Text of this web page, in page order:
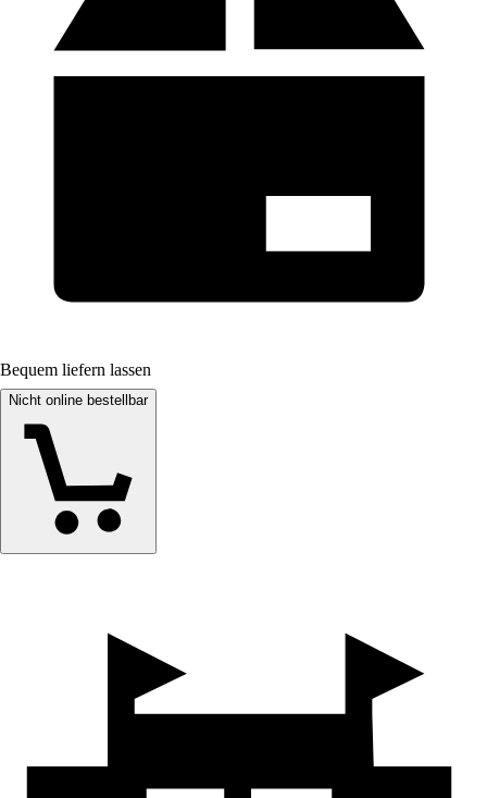
Bequem liefern lassen
Nicht online bestellbar